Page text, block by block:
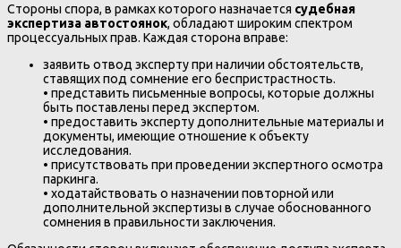
Стороны спора, в рамках которого назначается судебная
экспертиза автостоянок, обладают широким спектром
процессуальных прав. Каждая сторона вправе:
заявить отвод эксперту при наличии обстоятельств,
ставящих под сомнение его беспристрастность.
• представить письменные вопросы, которые должны
быть поставлены перед экспертом.
• предоставить эксперту дополнительные материалы и
документы, имеющие отношение к объекту
исследования.
• присутствовать при проведении экспертного осмотра
паркинга.
• ходатайствовать о назначении повторной или
дополнительной экспертизы в случае обоснованного
сомнения в правильности заключения.